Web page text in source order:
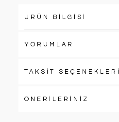
ÜRÜN BİLGİSİ
YORUMLAR
TAKSİT SEÇENEKLERİ
ÖNERİLERİNİZ